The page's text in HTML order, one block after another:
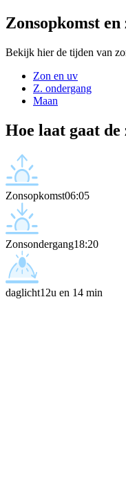
Zonsopkomst en
Bekijk hier de tijden van
Zon en uv
Z. ondergang
Maan
Hoe laat gaat de
Zonsopkomst06:05
Zonsondergang18:20
daglicht12u en 14 min